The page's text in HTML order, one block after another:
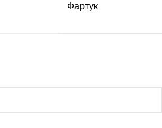
Фартук